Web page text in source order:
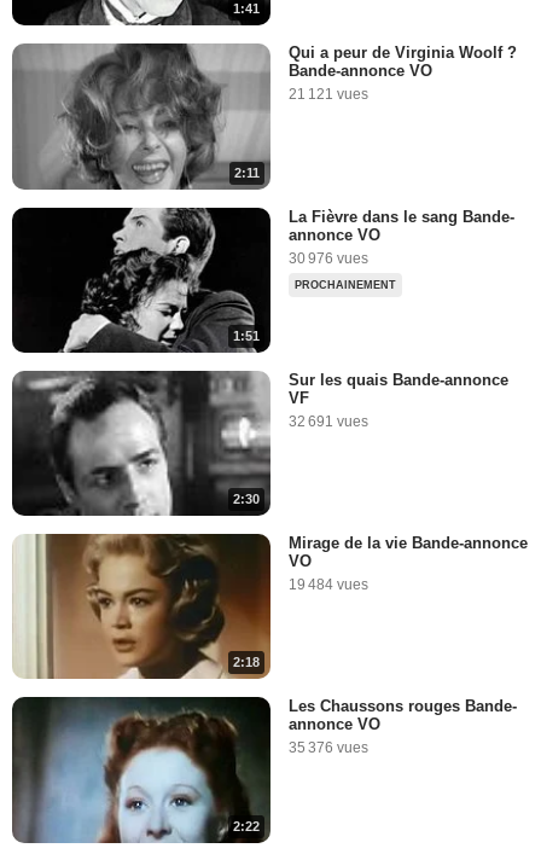
1:41
2:11
Qui a peur de Virginia Woolf ?
Bande-annonce VO
21 121 vues
1:51
La Fièvre dans le sang Bande-
annonce VO
30 976 vues
PROCHAINEMENT
2:30
Sur les quais Bande-annonce
VF
32 691 vues
2:18
Mirage de la vie Bande-annonce
VO
19 484 vues
2:22
Les Chaussons rouges Bande-
annonce VO
35 376 vues